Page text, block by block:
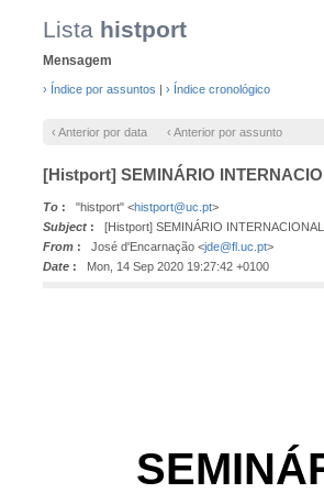
Lista histport
Mensagem
› Índice por assuntos | › Índice cronológico
‹ Anterior por data ‹ Anterior por assunto
[Histport] SEMINÁRIO
To : "histport" <histport@uc.pt>
Subject : [Histport] SEMINÁRIO
From : José d'Encarnação <jde@fl.uc.pt>
Date : Mon, 14 Sep 2020 19:27:42 +0100